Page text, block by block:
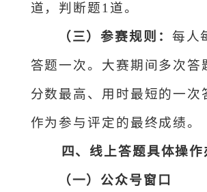
道，判断题1道。
（ 三）参赛规则 ： 每人
答题一次。 大赛期间多次答
分数最高、用时最短的一次
作为参与评定的最终成绩。
四、线上答题具体操作
（一）公众号窗口